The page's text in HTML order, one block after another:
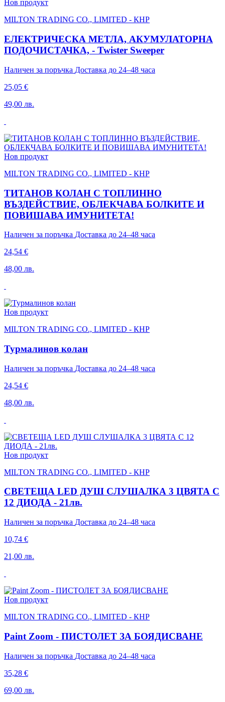
Нов продукт
MILTON TRADING CO., LIMITED - КНР
ЕЛЕКТРИЧЕСКА МЕТЛА, АКУМУЛАТОРНА
ПОДОЧИСТАЧКА, - Twister Sweeper
Наличен за поръчка Доставка до 24–48 часа
25,05 €
49,00 лв.
Нов продукт
MILTON TRADING CO., LIMITED - КНР
ТИТАНОВ КОЛАН С ТОПЛИННО
ВЪЗДЕЙСТВИЕ, ОБЛЕКЧАВА БОЛКИТЕ И
ПОВИШАВА ИМУНИТЕТА!
Наличен за поръчка Доставка до 24–48 часа
24,54 €
48,00 лв.
Нов продукт
MILTON TRADING CO., LIMITED - КНР
Турмалинов колан
Наличен за поръчка Доставка до 24–48 часа
24,54 €
48,00 лв.
Нов продукт
MILTON TRADING CO., LIMITED - КНР
СВЕТЕЩА LED ДУШ СЛУШАЛКА 3 ЦВЯТА С
12 ДИОДА - 21лв.
Наличен за поръчка Доставка до 24–48 часа
10,74 €
21,00 лв.
Нов продукт
MILTON TRADING CO., LIMITED - КНР
Paint Zoom - ПИСТОЛЕТ ЗА БОЯДИСВАНЕ
Наличен за поръчка Доставка до 24–48 часа
35,28 €
69,00 лв.